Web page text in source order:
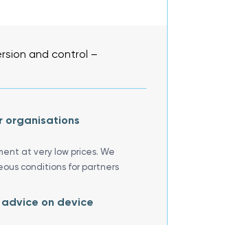
and control –
organisations
at very low prices. We
conditions for partners
on device